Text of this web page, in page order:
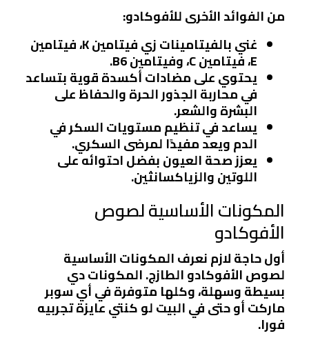
من الفوائد الأخرى للأفوكادو:
غني بالفيتامينات زي فيتامين K، فيتامين
E، فيتامين C، وفيتامين B6.
يحتوي على مضادات أكسدة قوية بتساعد
في محاربة الجذور الحرة والحفاظ على
البشرة والشعر.
يساعد في تنظيم مستويات السكر في
الدم ويعد مفيدًا لمرضى السكري.
يعزز صحة العيون بفضل احتوائه على
اللوتين والزياكسانثين.
المكونات الأساسية لصوص
الأفوكادو
أول حاجة لازم نعرف المكونات الأساسية
لصوص الأفوكادو الطازج. المكونات دي
بسيطة وسهلة، وكلها متوفرة في أي سوبر
ماركت أو حتى في البيت لو كنتي عايزة تجربيه
فورا.